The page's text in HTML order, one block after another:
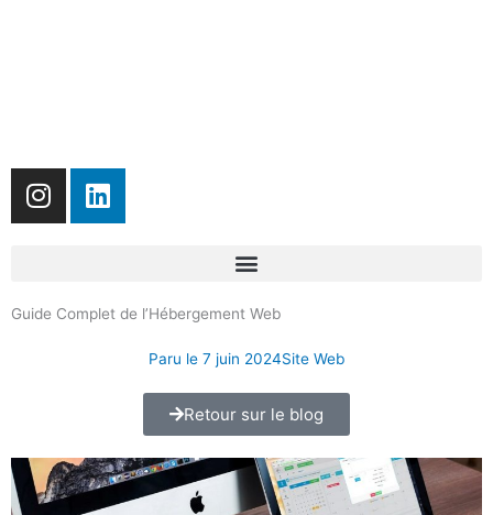
I
n
g
L
i
d
Guide Complet de l’Hébergement Web
Paru le 7 juin 2024Site Web
Retour sur le blog